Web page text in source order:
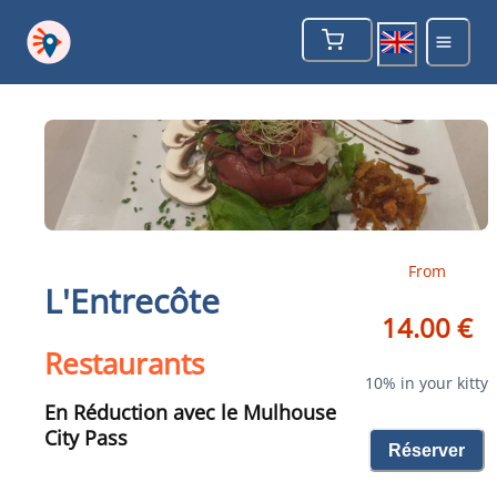
L'Entrecôte
Restaurants
En Réduction avec le Mulhouse
City Pass
From
14.00 €
10% in your kitty
Réserver